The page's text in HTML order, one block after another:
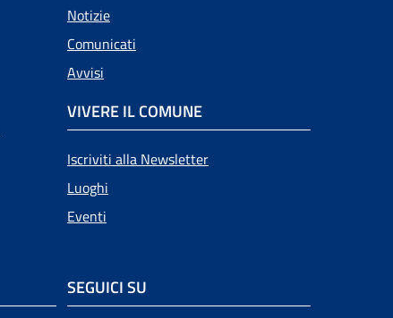
Notizie
Comunicati
Avvisi
VIVERE IL COMUNE
Iscriviti alla Newsletter
Luoghi
Eventi
SEGUICI SU